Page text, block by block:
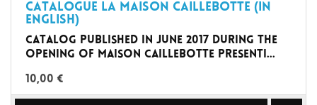
Catalogue La Maison Caillebotte (in
English)
Catalog published in June 2017 during the
opening of Maison Caillebotte presenti...
10,00 €